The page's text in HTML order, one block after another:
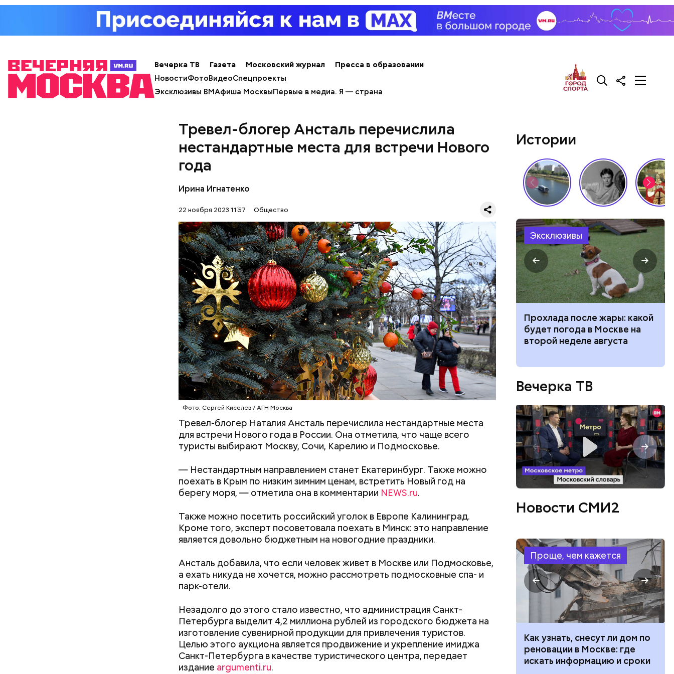
Вечерка ТВ Газета Московский журнал
Пресса в образовании
НовостиФотоВидеоСпецпроекты
Эксклюзивы ВМАфиша МосквыПервые в медиа. Я — страна
Тревел-блогер Ансталь перечислила
нестандартные места для встречи Нового
года
Ирина Игнатенко
22 ноября 2023 11:57 Общество
Фото: Сергей Киселев / АГН Москва
Тревел-блогер Наталия Ансталь перечислила нестандартные места
для встречи Нового года в России. Она отметила, что чаще всего
туристы выбирают Москву, Сочи, Карелию и Подмосковье.
— Нестандартным направлением станет Екатеринбург. Также можно
поехать в Крым по низким зимним ценам, встретить Новый год на
берегу моря, — отметила она в комментарии NEWS.ru.
Также можно посетить российский уголок в Европе Калининград.
Кроме того, эксперт посоветовала поехать в Минск: это направление
является довольно бюджетным на новогодние праздники.
Ансталь добавила, что если человек живет в Москве или Подмосковье,
а ехать никуда не хочется, можно рассмотреть подмосковные спа- и
парк-отели.
Незадолго до этого стало известно, что администрация Санкт-
Петербурга выделит 4,2 миллиона рублей из городского бюджета на
изготовление сувенирной продукции для привлечения туристов.
Целью этого аукциона является продвижение и укрепление имиджа
Санкт-Петербурга в качестве туристического центра, передает
издание argumenti.ru.
кремний — укрепляет кости, зубы, волосы и ногти и оказывает
омолаживающее действие;
витамин С — работает как антиоксидант, иммуномодулятор,
помогает выработке соединительной ткани, улучшает тургор
кожи;
клетчатка — достаточно нежная и забирает излишки
— В момент стресса он держит сосуды под контролем и
контролирует более 300 реакций нашего организма. Также
положительно влияет на нервную систему, успокаивает,
Вред дыни
Диетолог Соломатина
рассказала, как выбрать
натуральную клубнику без
антибиотиков
— В сыром виде не рекомендован, достаточно 50–100 грамм в день, и
то не каждый день. Но отмечу, что при термообработке теряются
некоторые его свойства, — напомнила Писарева.
А врач-эндокринолог Алексей Калинчев рассказал, что существует
множество блюд, где используют растение.
— Наиболее распространенные борщ, щи, котлеты, салаты, лаваш с
творогом и сыром, пироги, омлет, запеканка. Щавеля там везде
используется немного, поэтому никакого вреда от него не будет. Чем
заверил специалист.
Истории
Эксклюзивы
Стресс живет в теле: четыре
простые техники, которые
помогут снизить тревогу
Новый суперфуд для
долголетия и омоложения:
чем полезны сардины
Прохлада после жары: какой
будет погода в Москве на
второй неделе августа
Вечерка ТВ
Новости СМИ2
Проще, чем кажется
Как поменять батареи дома и
не получить штраф
Как получить до 100 тысяч
рублей от государства при
трудной ситуации: кто может
Как узнать, снесут ли дом по
реновации в Москве: где
искать информацию и сроки